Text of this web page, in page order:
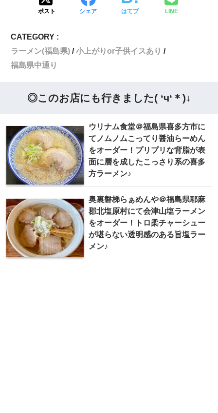
ポスト シェア はてブ LINE
CATEGORY :
ラーメン(福島県)
小上がりor子供イスあり
福島県中通り
◎このお店にも行きました( ‘ч‘＊)↓
ウリナム食堂＠福島県喜多方市に
てノムノムこってり醤油らーめん
をオーダー！プリプリな背脂が表
面に層を成したこっさり系の喜多
方ラーメン♪
奥裏磐梯らぁめんや＠福島県耶麻
郡北塩原村にて会津山塩ラーメン
をオーダー！トロ柔チャーシュー
が堪らない透明感のある旨塩ラー
メン♪